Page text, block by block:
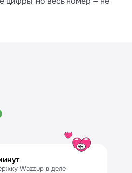
Wazzup в деле